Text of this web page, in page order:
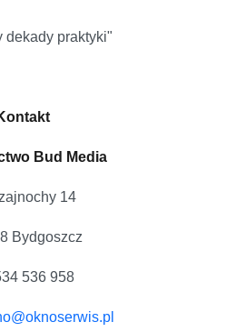
dekady praktyki"
Bud Media
14
Bydgoszcz
536 958